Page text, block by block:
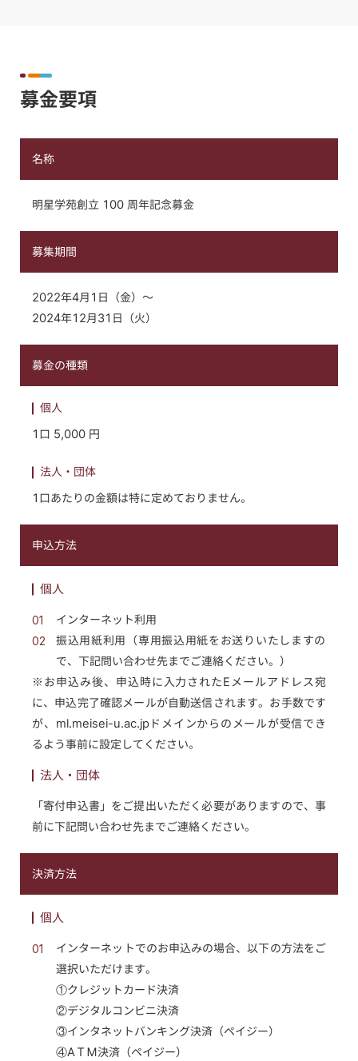
募金要項
名称
明星学苑創立 100 周年記念募金
募集期間
2022年4月1日（金）～
2024年12月31日（火）
募金の種類
個人
1口 5,000 円
法人・団体
1口あたりの金額は特に定めておりません。
申込方法
個人
01 インターネット利用
02
振込用紙利用（専用振込用紙をお送りいたしますの
で、下記問い合わせ先までご連絡ください。）
※お申込み後、申込時に入力されたEメールアドレス宛
に、申込完了確認メールが自動送信されます。お手数です
が、ml.meisei-u.ac.jpドメインからのメールが受信でき
るよう事前に設定してください。
法人・団体
「寄付申込書」をご提出いただく必要がありますので、事
前に下記問い合わせ先までご連絡ください。
決済方法
個人
01
インターネットでのお申込みの場合、以下の方法をご
選択いただけます。
①クレジットカード決済
②デジタルコンビニ決済
③インタネットバンキング決済（ペイジー）
④ＡＴＭ決済（ペイジー）